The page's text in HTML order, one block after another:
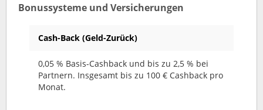
Bonussysteme und Versicherungen
Cash-Back (Geld-Zurück)
0,05 % Basis-Cashback und bis zu 2,5 % bei
Partnern. Insgesamt bis zu 100 € Cashback pro
Monat.